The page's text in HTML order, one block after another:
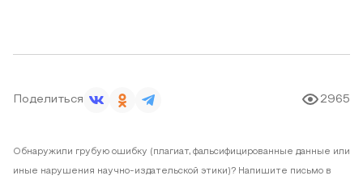
Поделиться 2965
Обнаружили грубую ошибку (плагиат, фальсифицированные данные или
иные нарушения научно-издательской этики)? Напишите письмо в